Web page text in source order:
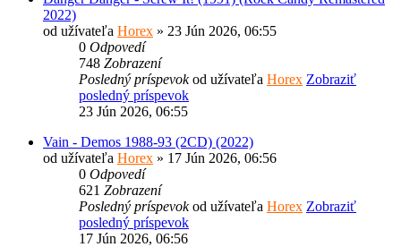
2022)
od užívateľa Horex » 23 Jún 2026, 06:55
0 Odpovedí
748 Zobrazení
Posledný príspevokod užívateľa Horex Zobraziť
posledný príspevok
23 Jún 2026, 06:55
Vain - Demos 1988-93 (2CD) (2022)
od užívateľa Horex » 17 Jún 2026, 06:56
0 Odpovedí
621 Zobrazení
Posledný príspevokod užívateľa Horex Zobraziť
posledný príspevok
17 Jún 2026, 06:56